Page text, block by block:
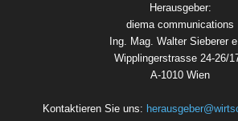
Herausgeber:
diema communications
Ing. Mag. Walter Sieberer
Wipplingerstrasse 24-26/
A-1010 Wien
Kontaktieren Sie uns: